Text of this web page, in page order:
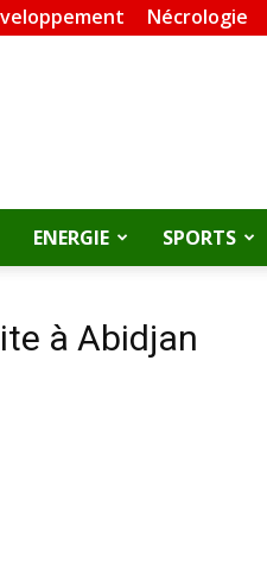
Nécrologie
ENERGIE SPORTS
à Abidjan